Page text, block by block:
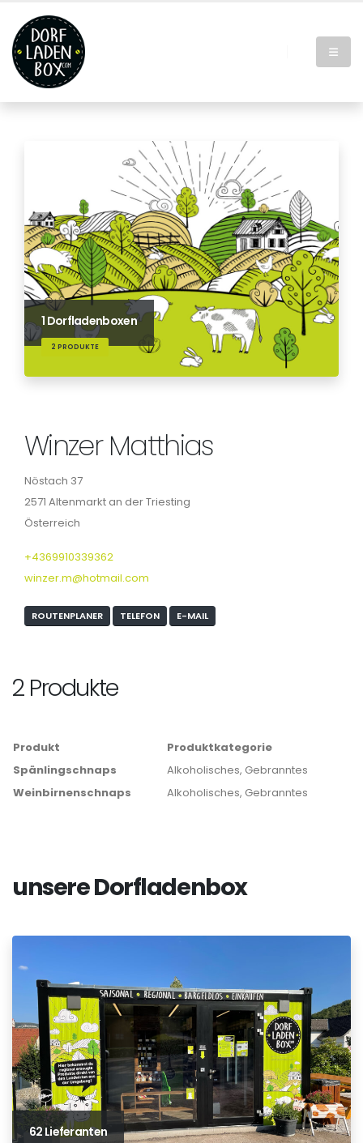
1 Dorfladenboxen
2 PRODUKTE
Winzer Matthias
Nöstach 37
2571 Altenmarkt an der Triesting
Österreich
+4369910339362
winzer.m@hotmail.com
ROUTENPLANER TELEFON E-MAIL
2 Produkte
Produkt
Produktkategorie
Spänlingschnaps
Alkoholisches, Gebranntes
Weinbirnenschnaps
Alkoholisches, Gebranntes
unsere Dorfladenbox
62 Lieferanten